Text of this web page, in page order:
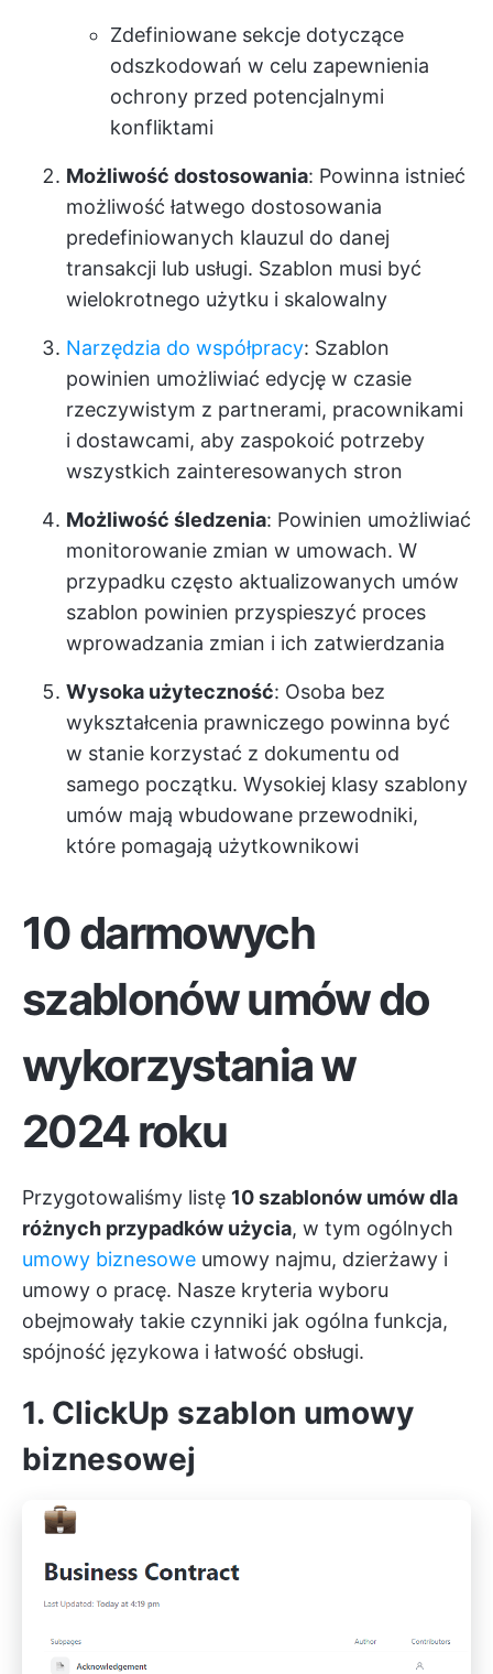
Zdefiniowane sekcje dotyczące
odszkodowań w celu zapewnienia
ochrony przed potencjalnymi
konfliktami
Możliwość dostosowania: Powinna istnieć
możliwość łatwego dostosowania
predefiniowanych klauzul do danej
transakcji lub usługi. Szablon musi być
wielokrotnego użytku i skalowalny
Narzędzia do współpracy: Szablon
powinien umożliwiać edycję w czasie
rzeczywistym z partnerami, pracownikami
i dostawcami, aby zaspokoić potrzeby
wszystkich zainteresowanych stron
Możliwość śledzenia: Powinien umożliwiać
monitorowanie zmian w umowach. W
przypadku często aktualizowanych umów
szablon powinien przyspieszyć proces
wprowadzania zmian i ich zatwierdzania
Wysoka użyteczność: Osoba bez
wykształcenia prawniczego powinna być
w stanie korzystać z dokumentu od
samego początku. Wysokiej klasy szablony
umów mają wbudowane przewodniki,
które pomagają użytkownikowi
10 darmowych
szablonów umów do
wykorzystania w
2024 roku
Przygotowaliśmy listę 10 szablonów umów dla
różnych przypadków użycia, w tym ogólnych
umowy biznesowe umowy najmu, dzierżawy i
umowy o pracę. Nasze kryteria wyboru
obejmowały takie czynniki jak ogólna funkcja,
spójność językowa i łatwość obsługi.
1. ClickUp szablon umowy
biznesowej